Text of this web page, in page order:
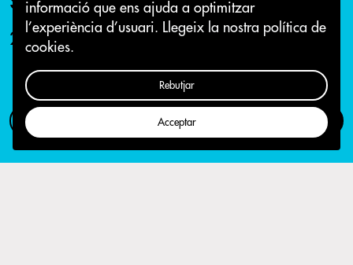
informació que ens ajuda a optimitzar
l’experiència d’usuari. Llegeix la nostra política de
cookies.
Rebutjar
Acceptar
2 de maig 2022
Com participar Campanya